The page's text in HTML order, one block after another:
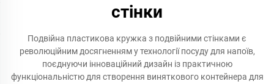
стінки
Подвійна пластикова кружка з подвійними стінками є
революційним досягненням у технології посуду для напоїв,
поєднуючи інноваційний дизайн із практичною
функціональністю для створення виняткового контейнера для